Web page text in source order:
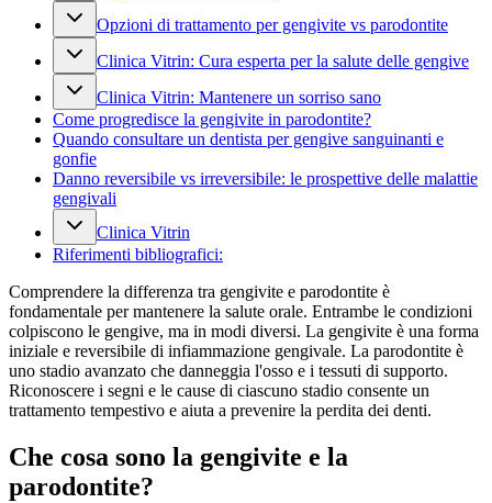
Opzioni di trattamento per gengivite vs parodontite
Clinica Vitrin: Cura esperta per la salute delle gengive
Clinica Vitrin: Mantenere un sorriso sano
Come progredisce la gengivite in parodontite?
Quando consultare un dentista per gengive sanguinanti e
gonfie
Danno reversibile vs irreversibile: le prospettive delle malattie
gengivali
Clinica Vitrin
Riferimenti bibliografici:
Comprendere la differenza tra gengivite e parodontite è
fondamentale per mantenere la salute orale. Entrambe le condizioni
colpiscono le gengive, ma in modi diversi. La gengivite è una forma
iniziale e reversibile di infiammazione gengivale. La parodontite è
uno stadio avanzato che danneggia l'osso e i tessuti di supporto.
Riconoscere i segni e le cause di ciascuno stadio consente un
trattamento tempestivo e aiuta a prevenire la perdita dei denti.
Che cosa sono la gengivite e la
parodontite?